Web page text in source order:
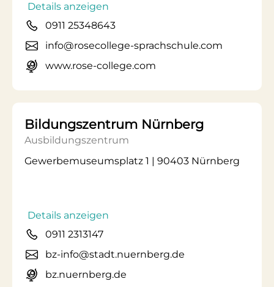
Details anzeigen
0911 25348643
info@rosecollege-sprachschule.com
www.rose-college.com
Bildungszentrum Nürnberg
Ausbildungszentrum
Gewerbemuseumsplatz 1 | 90403 Nürnberg
Details anzeigen
0911 2313147
bz-info@stadt.nuernberg.de
bz.nuernberg.de